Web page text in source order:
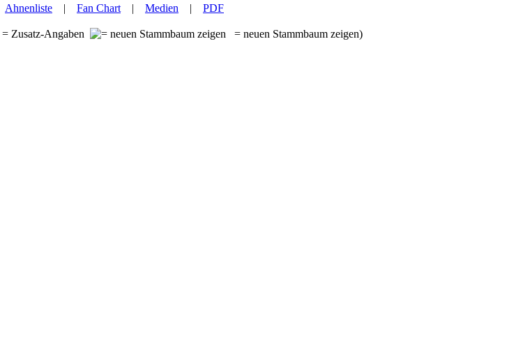
Ahnenliste | Fan Chart| Medien | PDF
= Zusatz-Angaben
= neuen Stammbaum zeigen)